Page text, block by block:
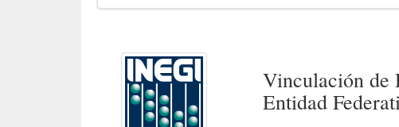
Vinculación de
Entidad